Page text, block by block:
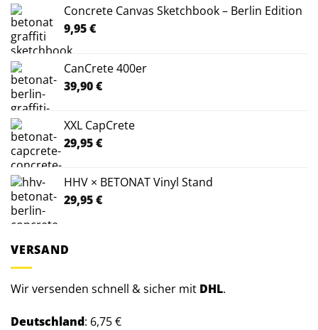
Concrete Canvas Sketchbook – Berlin Edition
9,95€
CanCrete 400er
39,90€
XXL CapCrete
29,95€
HHV × BETONAT Vinyl Stand
29,95€
VERSAND
Wir versenden schnell & sicher mit DHL.
Deutschland: 6,75 €